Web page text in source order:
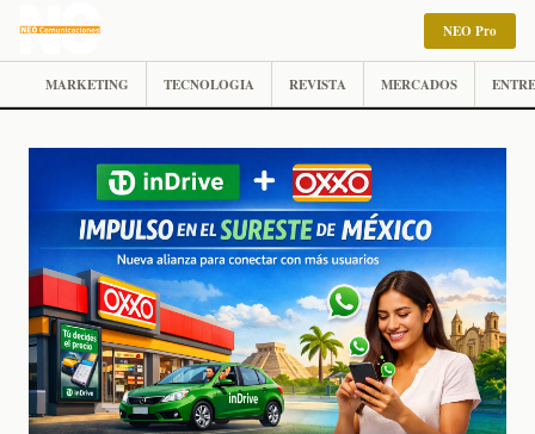
NEO Pro
MARKETING TECNOLOGIA REVISTA MERCADOS